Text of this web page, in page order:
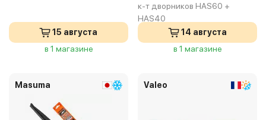
15 августа
в 1 магазине
к-т дворников HAS60 +
HAS40
14 августа
в 1 магазине
Masuma Valeo